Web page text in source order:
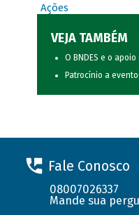
Ações
VEJA TAMBÉM
O BNDES e o
Patrocínio a
Fale Conosco
08007026337
Mande sua